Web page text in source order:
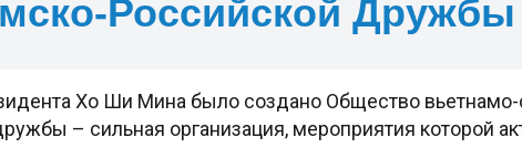
Российской Дружбы
Хо Ши Мина было создано Общество
– сильная организация, мероприятия которой